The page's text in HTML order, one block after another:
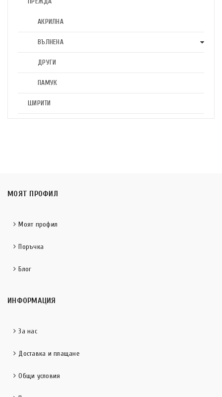
АКРИЛНА
ВЪЛНЕНА
ДРУГИ
ПАМУК
ШИРИТИ
МОЯТ ПРОФИЛ
Моят профил
Поръчка
Блог
ИНФОРМАЦИЯ
За нас
Доставка и плащане
Общи условия